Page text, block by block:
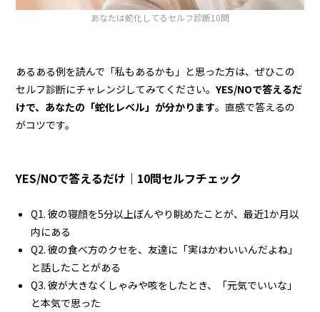
あなたは蛇化してるセルフ診断10問
あるある例を読んで「私もあるかも」と思った方は、ぜひこの
セルフ診断にチャレンジしてみてください。YES/NOで答えるだ
けで、あなたの「蛇化レベル」が分かります。直感で答えるの
がコツです。
YES/NOで答えるだけ｜10問セルフチェック
Q1. 彼の寝顔を5分以上ぼんやり眺めたことが、最近1か月以
内にある
Q2. 彼の食べ方のクセを、友達に「実はかわいいんだよね」
と話したことがある
Q3. 彼が大きなくしゃみや咳をしたとき、「元気でいいな」
と本気で思った